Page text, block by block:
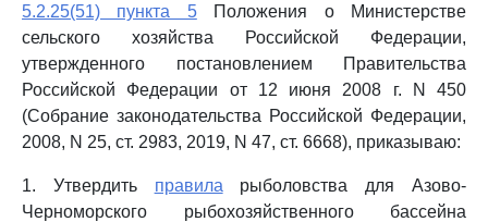
5.2.25(51) пункта 5Положения о Министерстве
сельского хозяйства Российской Федерации,
утвержденного постановлением Правительства
Российской Федерации от 12 июня 2008 г. N 450
(Собрание законодательства Российской Федерации,
2008, N 25, ст. 2983, 2019, N 47, ст. 6668), приказываю:
1. Утвердить правила рыболовства для Азово-
Черноморского рыбохозяйственного бассейна